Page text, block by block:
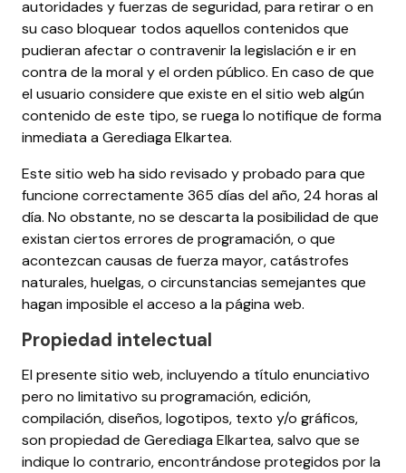
autoridades y fuerzas de seguridad, para retirar o en
su caso bloquear todos aquellos contenidos que
pudieran afectar o contravenir la legislación e ir en
contra de la moral y el orden público. En caso de que
el usuario considere que existe en el sitio web algún
contenido de este tipo, se ruega lo notifique de forma
inmediata a Gerediaga Elkartea.
Este sitio web ha sido revisado y probado para que
funcione correctamente 365 días del año, 24 horas al
día. No obstante, no se descarta la posibilidad de que
existan ciertos errores de programación, o que
acontezcan causas de fuerza mayor, catástrofes
naturales, huelgas, o circunstancias semejantes que
hagan imposible el acceso a la página web.
Propiedad intelectual
El presente sitio web, incluyendo a título enunciativo
pero no limitativo su programación, edición,
compilación, diseños, logotipos, texto y/o gráficos,
son propiedad de Gerediaga Elkartea, salvo que se
indique lo contrario, encontrándose protegidos por la